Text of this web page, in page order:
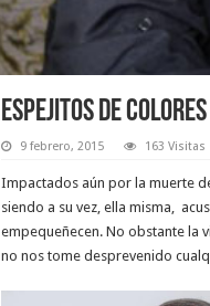
Espejitos de
9 febrero, 2015 163 Visitas
Impactados aún por la muerte
siendo a su vez, ella misma,
empequeñecen. No obstante la
no nos tome desprevenido